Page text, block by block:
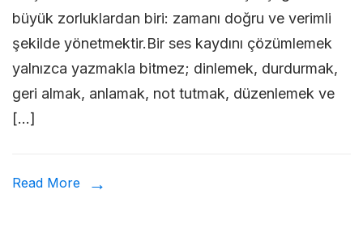
Zaman
büyük zorluklardan biri: zamanı doğru ve verimli
şekilde yönetmektir.Bir ses kaydını çözümlemek
yalnızca yazmakla bitmez; dinlemek, durdurmak,
geri almak, anlamak, not tutmak, düzenlemek ve
[…]
Read More